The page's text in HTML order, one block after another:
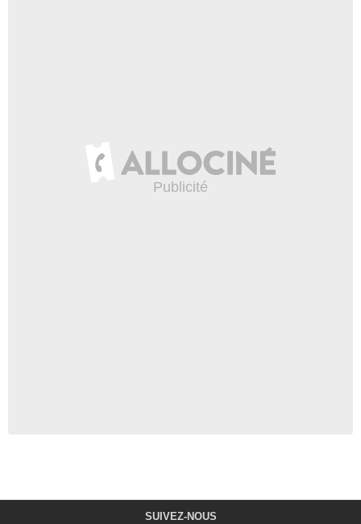
SUIVEZ-NOUS